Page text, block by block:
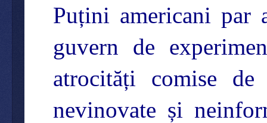
Puțini americani par
guvern de
atrocități comise
nevinovate și